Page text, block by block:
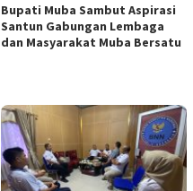
Bupati Muba Sambut Aspirasi
Santun Gabungan Lembaga
dan Masyarakat Muba Bersatu